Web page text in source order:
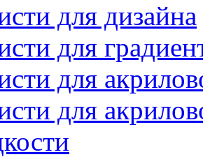
для дизайна
для
для
для